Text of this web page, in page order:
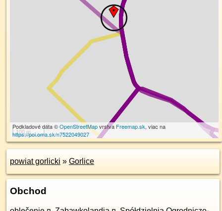
100 m
Podkladové dáta ©OpenStreetMapvrstva Freemap.sk, viac na
https://poi.oma.sk/n7522049027
powiat gorlicki » Gorlice
Obchod